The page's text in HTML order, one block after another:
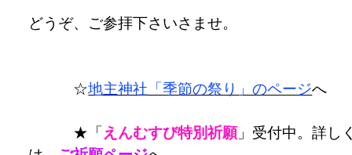
どうぞ、ご参拝下さいさませ。
☆地主神社「季節の祭り」のページへ
★「 えんむすび特別祈願」受付中。詳し